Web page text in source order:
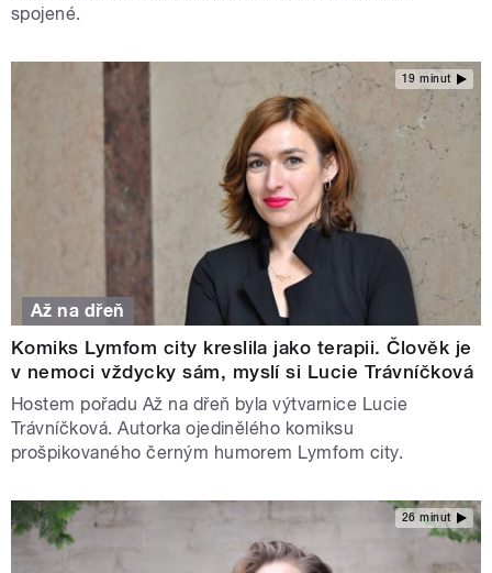
spojené.
19 minut
Až na dřeň
Komiks Lymfom city kreslila jako terapii. Člověk je
v nemoci vždycky sám, myslí si Lucie Trávníčková
Hostem pořadu Až na dřeň byla výtvarnice Lucie
Trávníčková. Autorka ojedinělého komiksu
prošpikovaného černým humorem Lymfom city.
26 minut